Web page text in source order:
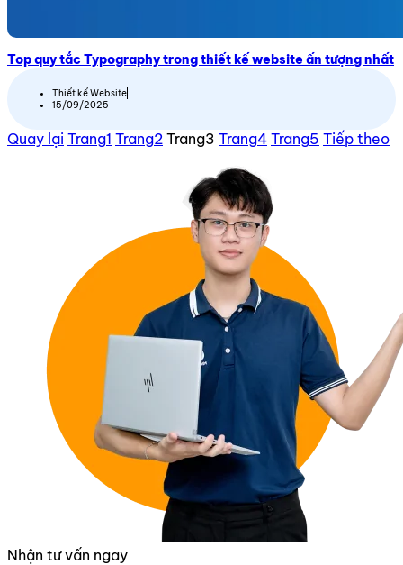
Top quy tắc Typography trong thiết kế website ấn tượng nhất
Thiết kế Website
15/09/2025
Quay lại Trang1 Trang2 Trang3 Trang4 Trang5 Tiếp theo
Nhận tư vấn ngay